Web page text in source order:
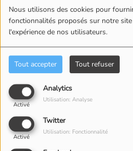
Nous utilisons des cookies pour
fonctionnalités proposés sur notre
l'expérience de nos utilisateurs.
Tout accepter Tout refuser
Analytics
Activé
Utilisation: Analyse
Twitter
Activé
Utilisation: Fonctionnalité